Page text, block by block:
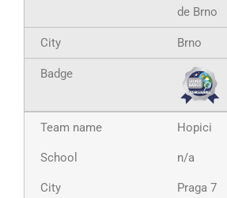
de Brno
Brno
Hopici
n/a
Praga 7